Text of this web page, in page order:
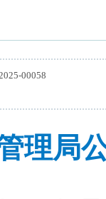
00058
理局